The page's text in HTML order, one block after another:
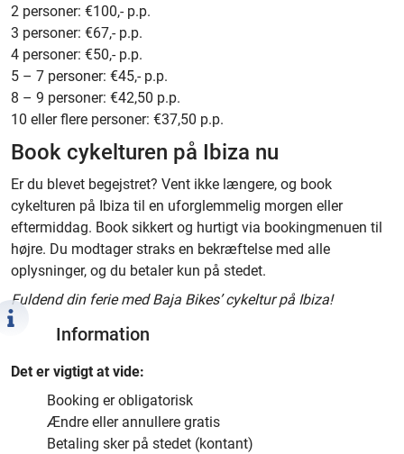
2 personer: €100,- p.p.
3 personer: €67,- p.p.
4 personer: €50,- p.p.
5 – 7 personer: €45,- p.p.
8 – 9 personer: €42,50 p.p.
10 eller flere personer: €37,50 p.p.
Book cykelturen på Ibiza nu
Er du blevet begejstret? Vent ikke længere, og book
cykelturen på Ibiza til en uforglemmelig morgen eller
eftermiddag. Book sikkert og hurtigt via bookingmenuen til
højre. Du modtager straks en bekræftelse med alle
oplysninger, og du betaler kun på stedet.
Fuldend din ferie med Baja Bikes’ cykeltur på Ibiza!
Information
Det er vigtigt at vide:
Booking er obligatorisk
Ændre eller annullere gratis
Betaling sker på stedet (kontant)